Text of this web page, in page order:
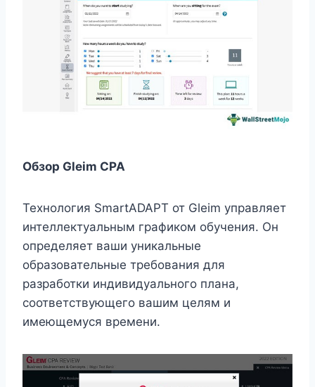
Обзор Gleim CPA
Технология SmartADAPT от Gleim управляет
интеллектуальным графиком обучения. Он
определяет ваши уникальные
образовательные требования для
разработки индивидуального плана,
соответствующего вашим целям и
имеющемуся времени.